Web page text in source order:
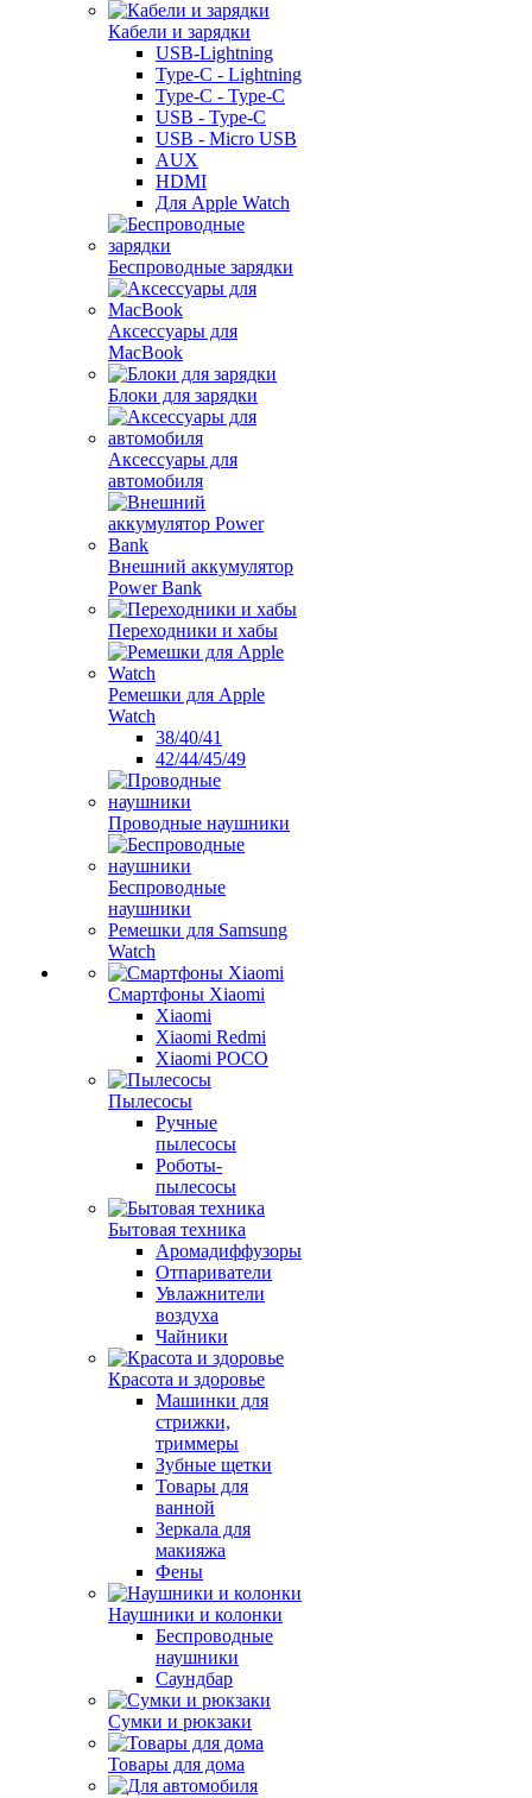
Кабели и зарядки
USB-Lightning
Type-C - Lightning
Type-C - Type-C
USB - Type-C
USB - Micro USB
AUX
HDMI
Для Apple Watch
Беспроводные зарядки
Аксессуары для
MacBook
Блоки для зарядки
Аксессуары для
автомобиля
Внешний аккумулятор
Power Bank
Переходники и хабы
Ремешки для Apple
Watch
38/40/41
42/44/45/49
Проводные наушники
Беспроводные
наушники
Ремешки для Samsung
Watch
Смартфоны Xiaomi
Xiaomi
Xiaomi Redmi
Xiaomi POCO
Пылесосы
Ручные
пылесосы
Роботы-
пылесосы
Бытовая техника
Аромадиффузоры
Отпариватели
Увлажнители
воздуха
Чайники
Красота и здоровье
Машинки для
стрижки,
триммеры
Зубные щетки
Товары для
ванной
Зеркала для
макияжа
Фены
Наушники и колонки
Беспроводные
наушники
Саундбар
Сумки и рюкзаки
Товары для дома